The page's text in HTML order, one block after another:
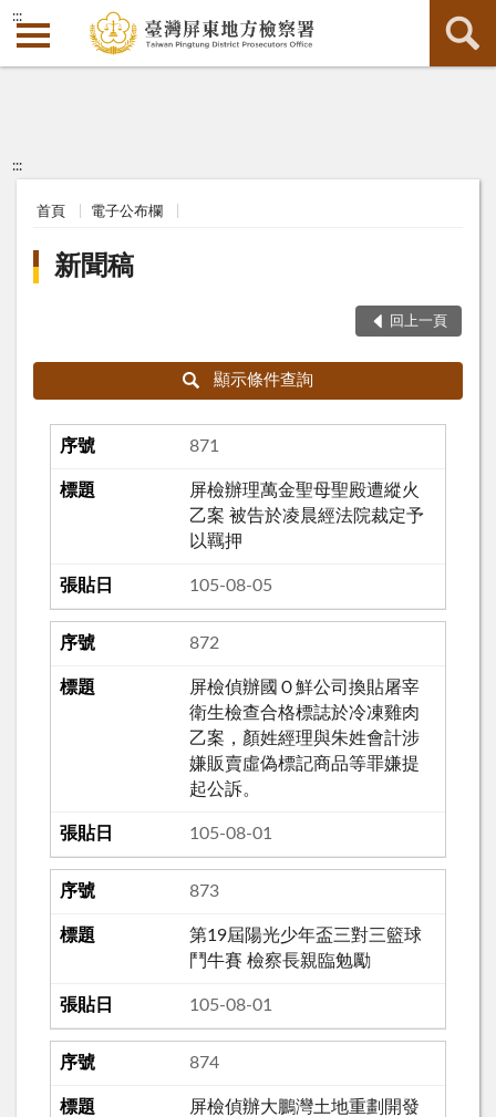
:::
:::
首頁 電子公布欄
新聞稿
回上一頁
顯示條件查詢
871
屏檢辦理萬金聖母聖殿遭縱火
乙案 被告於凌晨經法院裁定予
以羈押
105-08-05
872
屏檢偵辦國Ｏ鮮公司換貼屠宰
衛生檢查合格標誌於冷凍雞肉
乙案，顏姓經理與朱姓會計涉
嫌販賣虛偽標記商品等罪嫌提
起公訴。
105-08-01
873
第19屆陽光少年盃三對三籃球
鬥牛賽 檢察長親臨勉勵
105-08-01
874
屏檢偵辦大鵬灣土地重劃開發